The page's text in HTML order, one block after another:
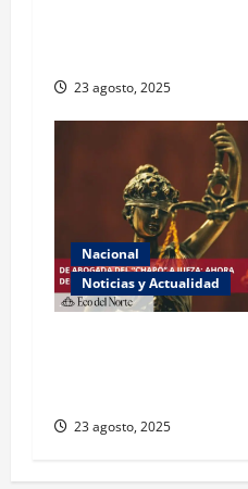
23 agosto, 2025
Nacional
Noticias y Actualidad
23 agosto, 2025